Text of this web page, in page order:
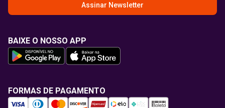
Assinar Newsletter
BAIXE O NOSSO APP
FORMAS DE PAGAMENTO